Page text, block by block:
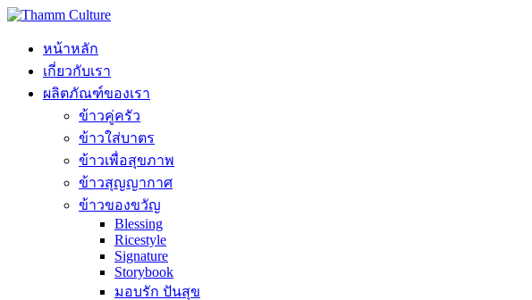
หน้าหลัก
เกี่ยวกับเรา
ผลิตภัณฑ์ของเรา
ข้าวคู่ครัว
ข้าวใส่บาตร
ข้าวเพื่อสุขภาพ
ข้าวสุญญากาศ
ข้าวของขวัญ
Blessing
Ricestyle
Signature
Storybook
มอบรัก ปันสุข